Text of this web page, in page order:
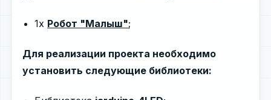
1х Робот "Малыш";
Для реализации проекта необходимо
установить следующие библиотеки: